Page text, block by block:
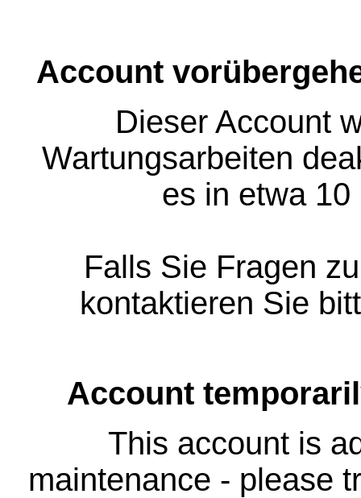
Account
Dieser Account
Wartungsarbeiten
es in etwa
Falls Sie Fragen
kontaktieren Sie
Account
This account is
maintenance - please